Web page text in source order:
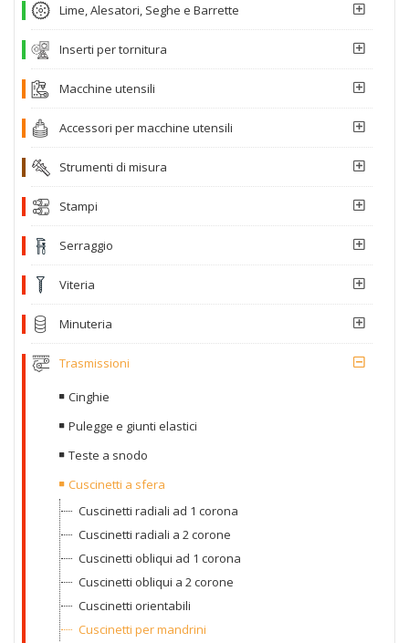
Lime, Alesatori, Seghe e Barrette
Inserti per tornitura
Macchine utensili
Accessori per macchine utensili
Strumenti di misura
Stampi
Serraggio
Viteria
Minuteria
Trasmissioni
Cinghie
Pulegge e giunti elastici
Teste a snodo
Cuscinetti a sfera
Cuscinetti radiali ad 1 corona
Cuscinetti radiali a 2 corone
Cuscinetti obliqui ad 1 corona
Cuscinetti obliqui a 2 corone
Cuscinetti orientabili
Cuscinetti per mandrini